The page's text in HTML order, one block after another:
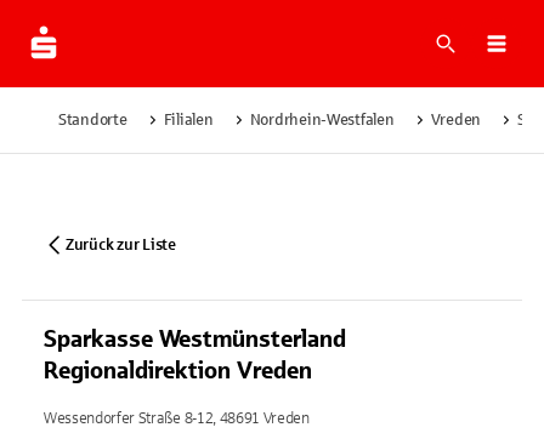
Suche
Standorte Filialen Nordrhein-Westfalen Vreden
Zurück zur Liste
Sparkasse Westmünsterland
Regionaldirektion Vreden
Wessendorfer Straße 8-12, 48691 Vreden